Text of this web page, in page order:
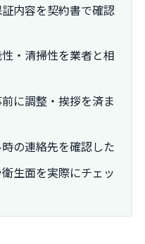
内容を契約書で確認
・清掃性を業者と相
に調整・挨拶を済ま
の連絡先を確認した
生面を実際にチェッ